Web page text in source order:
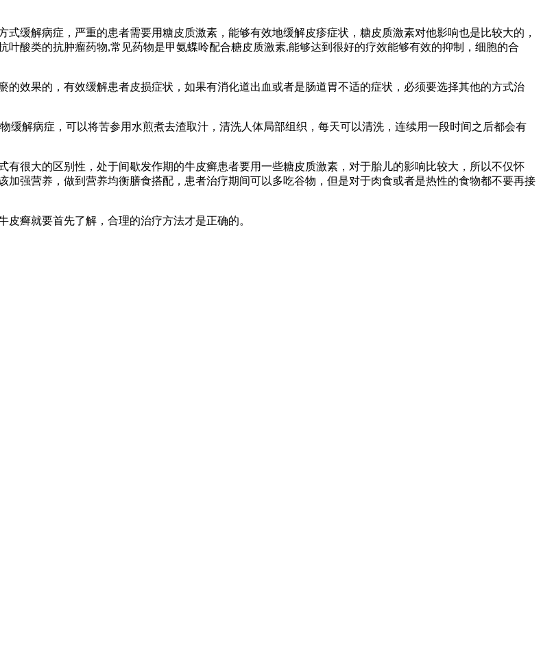
缓解病症，严重的患者需要用糖皮质激素，能够有效地缓解皮疹症状，糖皮质激素对他影响也是比较大的，
酸类的抗肿瘤药物,常见药物是甲氨蝶呤配合糖皮质激素,能够达到很好的疗效能够有效的抑制，细胞的合
效果的，有效缓解患者皮损症状，如果有消化道出血或者是肠道胃不适的症状，必须要选择其他的方式治
缓解病症，可以将苦参用水煎煮去渣取汁，清洗人体局部组织，每天可以清洗，连续用一段时间之后都会有
很大的区别性，处于间歇发作期的牛皮癣患者要用一些糖皮质激素，对于胎儿的影响比较大，所以不仅怀
强营养，做到营养均衡膳食搭配，患者治疗期间可以多吃谷物，但是对于肉食或者是热性的食物都不要再接
癣就要首先了解，合理的治疗方法才是正确的。